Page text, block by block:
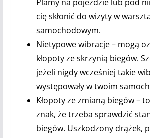
Plamy na pojeździe lub pod
cię skłonić do wizyty w
samochodowym.
Nietypowe wibracje – mogą
kłopoty ze skrzynią biegów.
jeżeli nigdy wcześniej takie
występowały w twoim
Kłopoty ze zmianą biegów –
znak, że trzeba sprawdzić
biegów. Uszkodzony drążek,